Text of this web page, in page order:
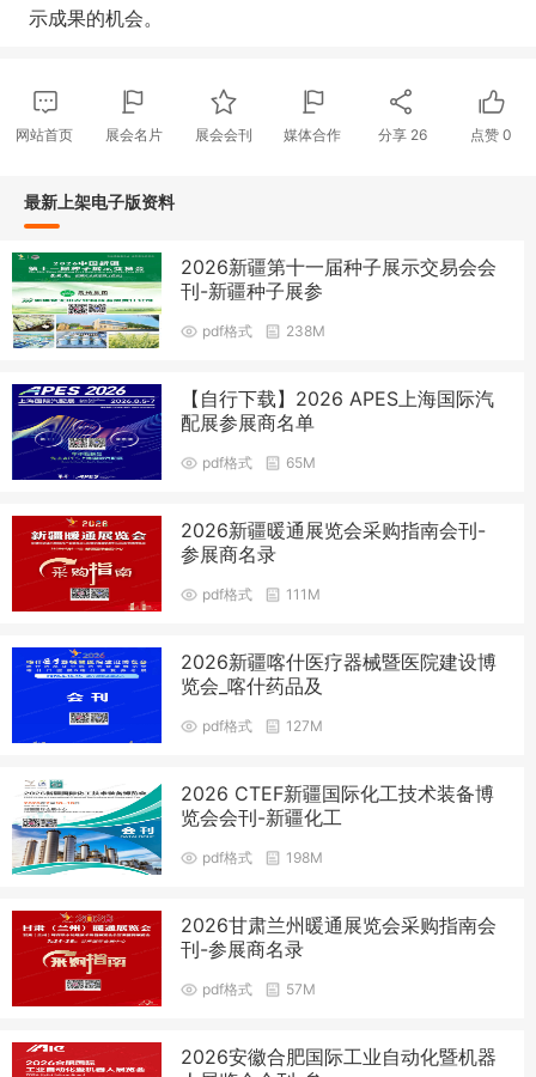
示成果的机会。
网站首页 展会名片 展会会刊 媒体合作 分享 26 点赞0
最新上架电子版资料
2026新疆第十一届种子展示交易会会
刊-新疆种子展参
pdf格式 238M
【自行下载】2026 APES上海国际汽
配展参展商名单
pdf格式 65M
2026新疆暖通展览会采购指南会刊-
参展商名录
pdf格式 111M
2026新疆喀什医疗器械暨医院建设博
览会_喀什药品及
pdf格式 127M
2026 CTEF新疆国际化工技术装备博
览会会刊-新疆化工
pdf格式 198M
2026甘肃兰州暖通展览会采购指南会
刊-参展商名录
pdf格式 57M
2026安徽合肥国际工业自动化暨机器